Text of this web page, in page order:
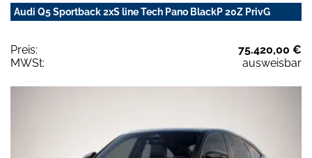
Audi Q5 Sportback 2xS line Tech Pano BlackP 20Z PrivG
Preis:
75.420,00 €
MWSt:
ausweisbar